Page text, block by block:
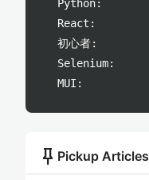
Python:
React:
初心者:
Selenium:
MUI:
push_pin Pickup Articles